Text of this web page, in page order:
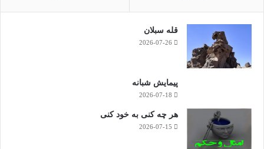
قله سبلان
2026-07-26
پیمایش شبانه
2026-07-18
هر چه کنی به خود کنی
2026-07-15